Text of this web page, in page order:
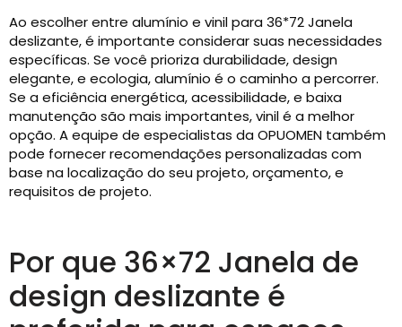
Ao escolher entre alumínio e vinil para 36*72 Janela
deslizante, é importante considerar suas necessidades
específicas. Se você prioriza durabilidade, design
elegante, e ecologia, alumínio é o caminho a percorrer.
Se a eficiência energética, acessibilidade, e baixa
manutenção são mais importantes, vinil é a melhor
opção. A equipe de especialistas da OPUOMEN também
pode fornecer recomendações personalizadas com
base na localização do seu projeto, orçamento, e
requisitos de projeto.
Por que 36×72 Janela de
design deslizante é